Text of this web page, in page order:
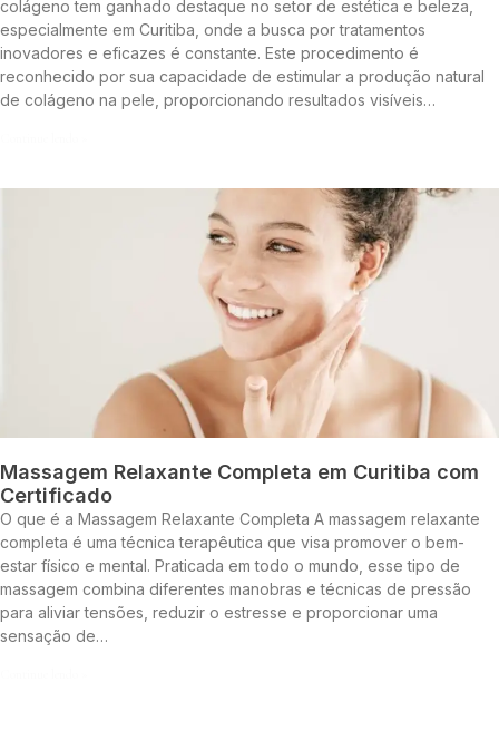
colágeno tem ganhado destaque no setor de estética e beleza,
especialmente em Curitiba, onde a busca por tratamentos
inovadores e eficazes é constante. Este procedimento é
reconhecido por sua capacidade de estimular a produção natural
de colágeno na pele, proporcionando resultados visíveis…
Massagem Relaxante Completa em Curitiba com
Certificado
O que é a Massagem Relaxante Completa A massagem relaxante
completa é uma técnica terapêutica que visa promover o bem-
estar físico e mental. Praticada em todo o mundo, esse tipo de
massagem combina diferentes manobras e técnicas de pressão
para aliviar tensões, reduzir o estresse e proporcionar uma
sensação de…